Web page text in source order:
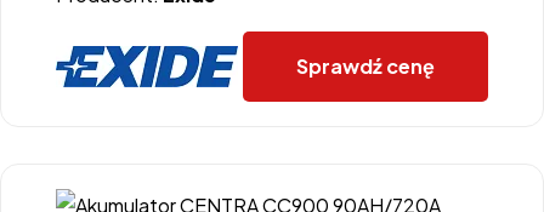
Sprawdź cenę